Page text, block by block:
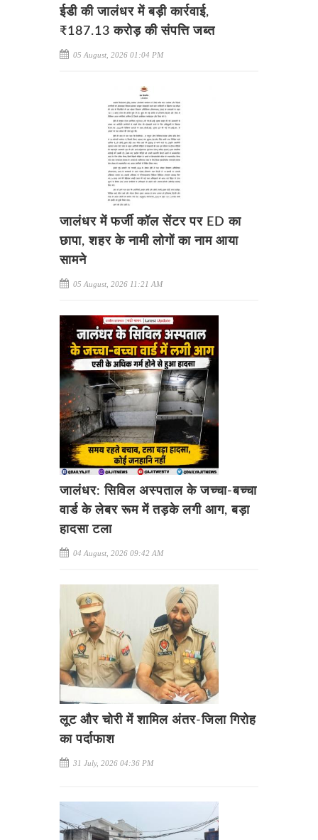
ईडी की जालंधर में बड़ी कार्रवाई,
₹187.13 करोड़ की संपत्ति जब्त
05 August, 2026 01:04 PM
जालंधर में फर्जी कॉल सेंटर पर ED का
छापा, शहर के नामी लोगों का नाम आया
सामने
05 August, 2026 11:21 AM
जालंधर: सिविल अस्पताल के जच्चा-बच्चा
वार्ड के लेबर रूम में तड़के लगी आग, बड़ा
हादसा टला
04 August, 2026 09:42 AM
लूट और चोरी में शामिल अंतर-जिला गिरोह
का पर्दाफाश
31 July, 2026 04:36 PM